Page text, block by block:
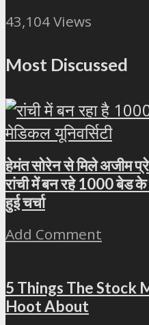
43,104 Views
Most Discussed
हेमंत सोरेन से मिले अजीम
रांची में बन रहे 1000 बेड
हुई चर्चा
Add Comment
5 Things The Stock
Hoot About